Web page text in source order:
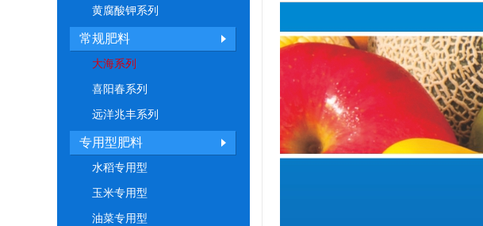
黄腐酸钾系列
常规肥料
大海系列
喜阳春系列
远洋兆丰系列
专用型肥料
水稻专用型
玉米专用型
油菜专用型